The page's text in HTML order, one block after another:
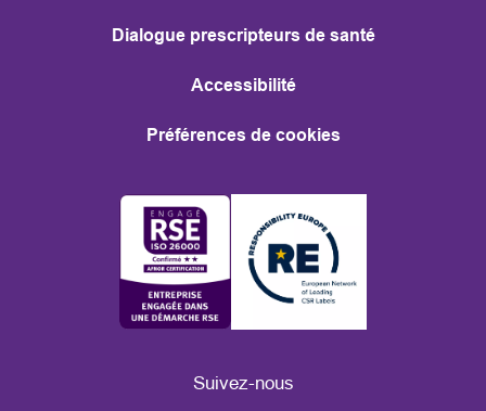
Dialogue prescripteurs de santé
Accessibilité
Préférences de cookies
Suivez-nous